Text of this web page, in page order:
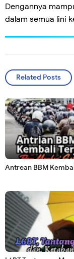
Dengannya
dalam semua lini
Related Posts
Antrean BBM